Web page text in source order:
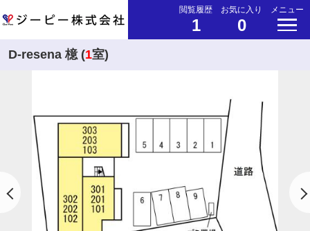
閲覧履歴
1
お気に入り
0
メニュー
D-resena 檍 (1室)